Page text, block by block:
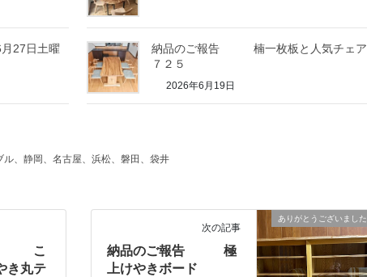
27日土曜
納品のご報告 楠一枚板と人気チェア
７２５
2026年6月19日
、静岡、名古屋、浜松、磐田、袋井
告 こ
き丸テ
ありがとうございました
次の記事
納品のご報告 極
上けやきボード